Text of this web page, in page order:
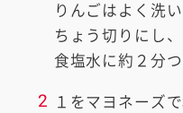
りんごはよく洗
ちょう切りにし、
食塩水に約２分つ
2 １をマヨネーズで